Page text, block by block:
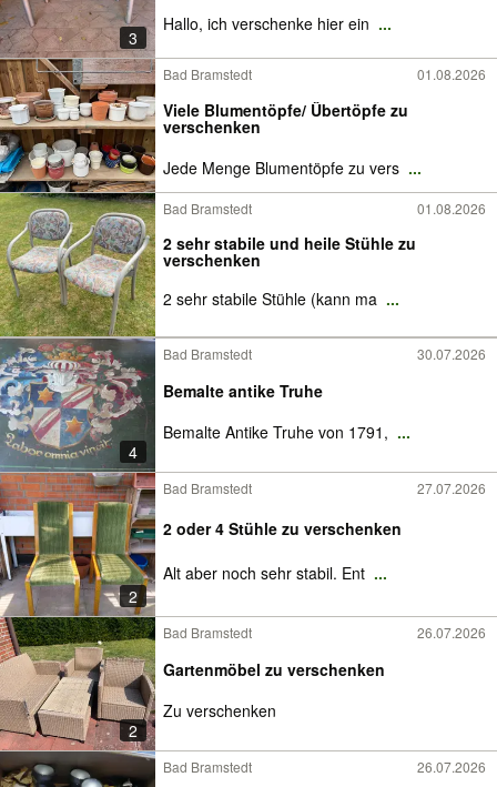
3
Hallo, ich verschenke hier ein ...
Bad Bramstedt 01.08.2026
Viele Blumentöpfe/ Übertöpfe zu
verschenken
Jede Menge Blumentöpfe zu vers ...
Bad Bramstedt 01.08.2026
2 sehr stabile und heile Stühle zu
verschenken
2 sehr stabile Stühle (kann ma ...
4
Bad Bramstedt 30.07.2026
Bemalte antike Truhe
Bemalte Antike Truhe von 1791, ...
2
Bad Bramstedt 27.07.2026
2 oder 4 Stühle zu verschenken
Alt aber noch sehr stabil. Ent ...
2
Bad Bramstedt 26.07.2026
Gartenmöbel zu verschenken
Zu verschenken
Bad Bramstedt 26.07.2026